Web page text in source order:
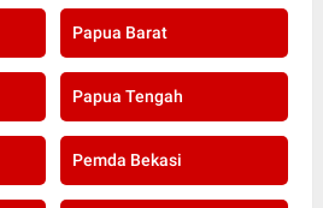
Papua Barat
Papua Tengah
Pemda Bekasi